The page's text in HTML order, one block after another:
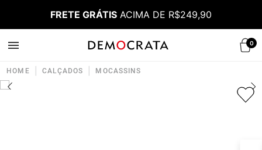
FRETE GRÁTIS ACIMA DE R$249,90
0
HOME CALÇADOS MOCASSINS